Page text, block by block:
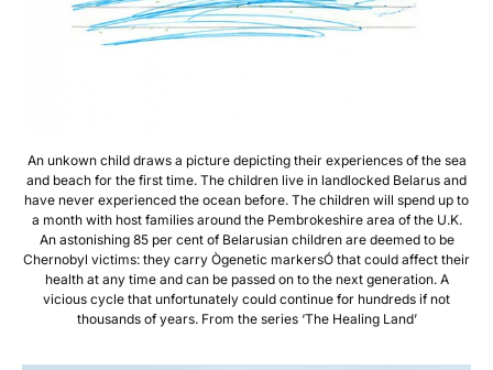
An unkown child draws a picture depicting their experiences of the sea
and beach for the first time. The children live in landlocked Belarus and
have never experienced the ocean before. The children will spend up to
a month with host families around the Pembrokeshire area of the U.K.
An astonishing 85 per cent of Belarusian children are deemed to be
Chernobyl victims: they carry Ògenetic markersÓ that could affect their
health at any time and can be passed on to the next generation. A
vicious cycle that unfortunately could continue for hundreds if not
thousands of years. From the series ‘The Healing Land’